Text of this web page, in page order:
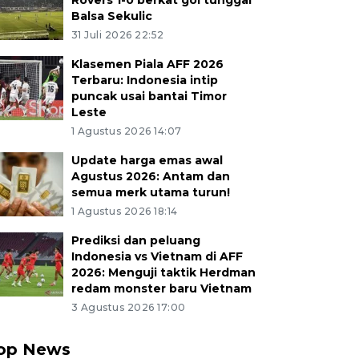
Balsa Sekulic
31 Juli 2026 22:52
Klasemen Piala AFF 2026
Terbaru: Indonesia intip
puncak usai bantai Timor
Leste
1 Agustus 2026 14:07
Update harga emas awal
Agustus 2026: Antam dan
semua merk utama turun!
1 Agustus 2026 18:14
Prediksi dan peluang
Indonesia vs Vietnam di AFF
2026: Menguji taktik Herdman
redam monster baru Vietnam
3 Agustus 2026 17:00
News